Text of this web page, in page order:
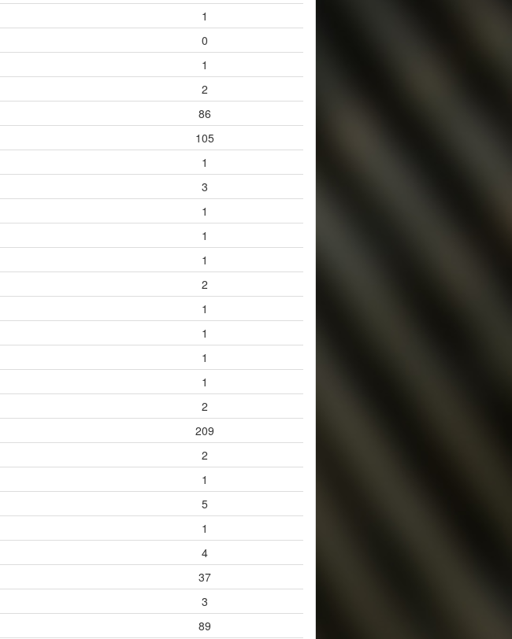
1
0
1
2
86
105
1
3
1
1
1
2
1
1
1
1
2
209
2
1
5
1
4
37
3
89